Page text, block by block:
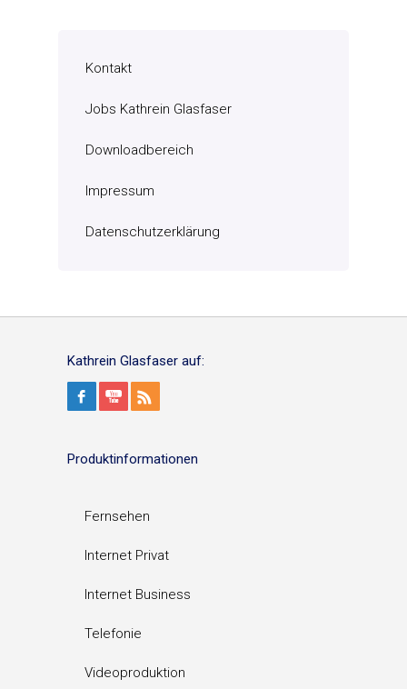
Kontakt
Jobs Kathrein Glasfaser
Downloadbereich
Impressum
Datenschutzerklärung
Kathrein Glasfaser auf:
Produktinformationen
Fernsehen
Internet Privat
Internet Business
Telefonie
Videoproduktion